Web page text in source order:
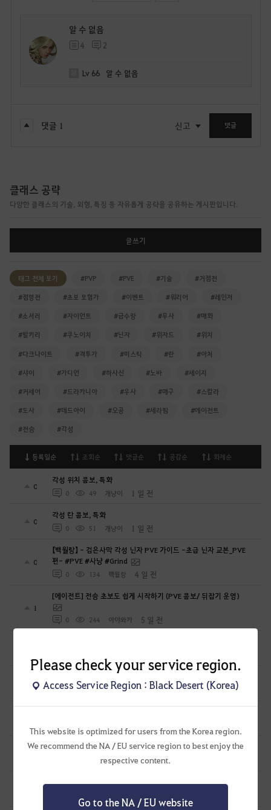
Please check your service region.
Access Service Region : Black Desert (Korea)
This website is optimized for users from the Korea region.
We recommend the NA / EU service region to best enjoy the
respective content.
Go to the NA / EU website
알 수 없음
4 2
Lv 66 알 수 없음
댓글 1 신고 댓글
클래스 공략
다양한 클래스의 기술, 외형, 특징 등 자유롭게 공략을 공유하는 게시판입니다.
글쓰기
태그 전체 보기 #PVP #PVE #기술 #거점전
#점령전 #초보 모험가 #이벤트 #워리어 #레인저
#소서러 #자이언트 #금수랑 #무사 #매화
#발키리 #쿠노이치 #닌자 #위자드 #위치
#다크나이트 #격투가 #미스틱 #란 #아처
#샤이 #가디언 #하사신 #노바 #세이지
#커세어 #드라카니아 #우사 #매구 #스칼라
#도사 #데드아이 #오공 #세라핌 #에이전트
#전승 #각성
등록일순 조회순 댓글순 공감순 화제순
0
각성 위치 콤보, 특화
0 49 개냥이 1 일 전
0
각성 란 콤보, 특화
0 51 개냥이 1 일 전
0
【백월랑】 - 검은사막 각성 닌자 PVE 가이드 -초급 닌자 교본_PVE
편- #PVE #사냥 #Grind
0 134 백월랑 4 일 전
1
[에이전트] 전승 초보도 쉽게 시작하기 (PVE 콤보/ 뒤잡기 운영)
0 244 아야와카 5 일 전
0
3 161 개냥이 2026.07.26
각성 미스틱 콤보, 특화
개냥이 2026.06.28
스칼라 콤보, 특화